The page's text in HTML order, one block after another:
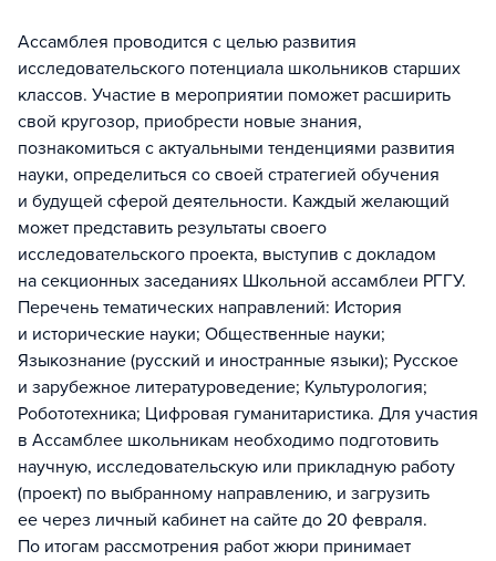
Ассамблея проводится с целью развития
исследовательского потенциала школьников старших
классов. Участие в мероприятии поможет расширить
свой кругозор, приобрести новые знания,
познакомиться с актуальными тенденциями развития
науки, определиться со своей стратегией обучения
и будущей сферой деятельности. Каждый желающий
может представить результаты своего
исследовательского проекта, выступив с докладом
на секционных заседаниях Школьной ассамблеи РГГУ.
Перечень тематических направлений: История
и исторические науки; Общественные науки;
Языкознание (русский и иностранные языки); Русское
и зарубежное литературоведение; Культурология;
Робототехника; Цифровая гуманитаристика. Для участия
в Ассамблее школьникам необходимо подготовить
научную, исследовательскую или прикладную работу
(проект) по выбранному направлению, и загрузить
ее через личный кабинет на сайте до 20 февраля.
По итогам рассмотрения работ жюри принимает